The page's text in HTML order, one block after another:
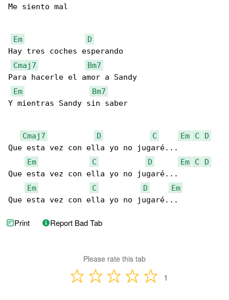
Me siento mal
Em
D
Hay tres coches esperando
Cmaj7
Bm7
Para hacerle el amor a Sandy
Em
Bm7
Y mientras Sandy sin saber
Cmaj7 D C Em C
D
Que esta vez con ella yo no jugaré...
Em
C D Em C
D
Que esta vez con ella yo no jugaré...
Em
C D
Em
Que esta vez con ella yo no jugaré...
Print Report Bad Tab
Please rate this tab
1